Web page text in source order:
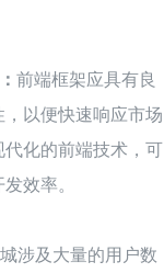
前端框架应具有良
以便快速响应市场
化的前端技术，可
效率。
涉及大量的用户数